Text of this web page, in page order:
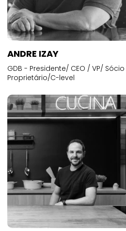
ANDRE IZAY
GDB - Presidente/ CEO / VP/ Sócio
Proprietário/C-level